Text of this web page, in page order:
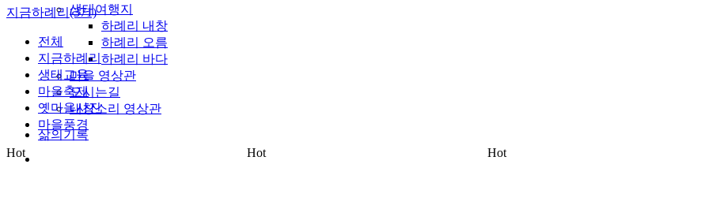
생태여행지
하례리 내창
하례리 오름
하례리 바다
마을 영상관
오시는길
내창소리 영상관
삶의기록
지금하례리(371)
전체
지금하례리
생태교육
마을축제
옛마을사진
마을풍경
Hot Hot Hot